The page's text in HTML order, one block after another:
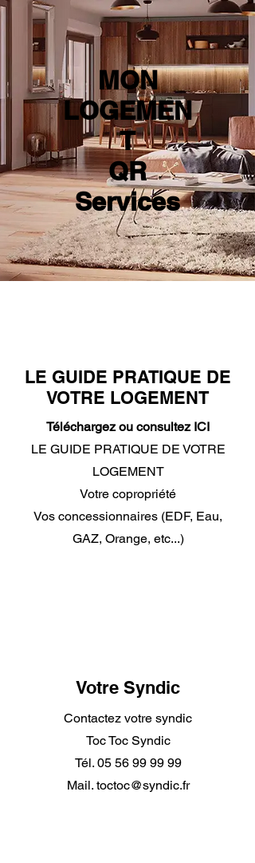
MON
LOGEMEN
T
QR
Services
LE GUIDE PRATIQUE DE
VOTRE LOGEMENT
Téléchargez ou consultez ICI
LE GUIDE PRATIQUE DE VOTRE
LOGEMENT
Votre copropriété
Vos concessionnaires (EDF, Eau,
GAZ, Orange, etc...)
Votre Syndic
Contactez votre syndic
Toc Toc Syndic
Tél. 05 56 99 99 99
Mail. toctoc@syndic.fr